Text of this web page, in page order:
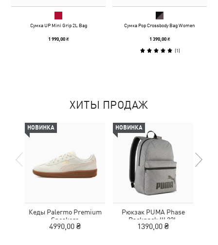
Сумка UP Mini Grip 2L Bag
1 990,00 ₴
Сумка Pop Crossbody Bag Women
1 390,00 ₴
(1)
ХИТЫ ПРОДАЖ
НОВИНКА
Кеды Palermo Premium
Sneakers
4990,00 ₴
НОВИНКА
Рюкзак PUMA Phase
Backpack III 22L
1390,00 ₴